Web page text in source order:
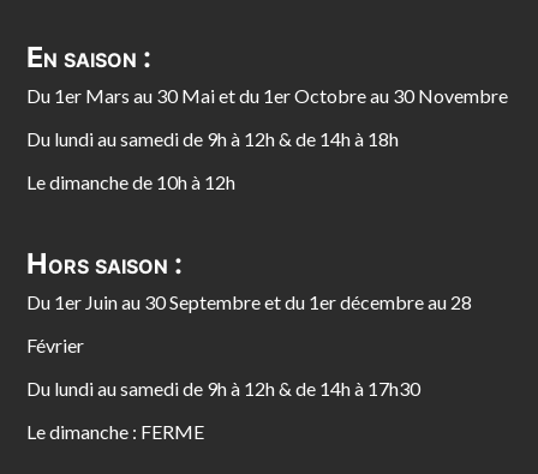
En saison :
Du 1er Mars au 30 Mai et du 1er Octobre au 30 Novembre
Du lundi au samedi de 9h à 12h & de 14h à 18h
Le dimanche de 10h à 12h
Hors saison :
Du 1er Juin au 30 Septembre et du 1er décembre au 28
Février
Du lundi au samedi de 9h à 12h & de 14h à 17h30
Le dimanche : FERME